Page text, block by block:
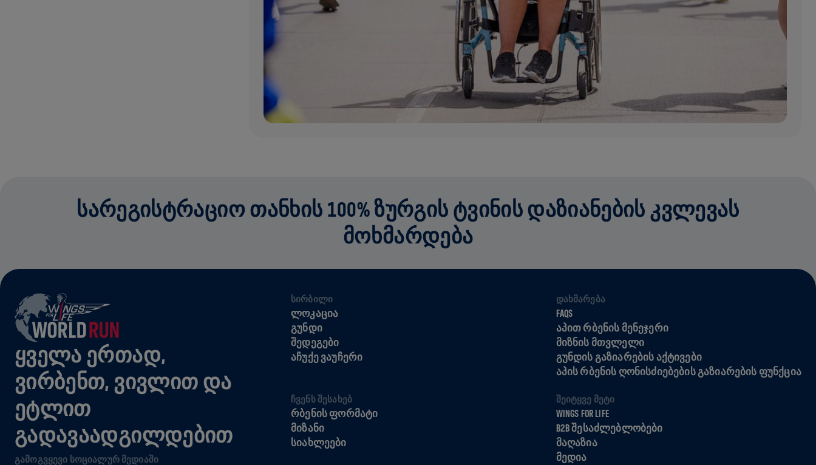
ᲡᲐᲠᲔᲒᲘᲡᲢᲠᲐᲪᲘᲝ ᲗᲐᲜᲮᲘᲡ 100% ᲖᲣᲠᲒᲘᲡ ᲢᲕᲘᲜᲘᲡ ᲓᲐᲖᲘᲐᲜᲔᲑᲘᲡ ᲙᲕᲚᲔᲕᲐᲡ
ᲛᲝᲮᲛᲐᲠᲓᲔᲑᲐ
ᲧᲕᲔᲚᲐ ᲔᲠᲗᲐᲓ,
ᲕᲘᲠᲑᲔᲜᲗ, ᲕᲘᲕᲚᲘᲗ ᲓᲐ
ᲔᲢᲚᲘᲗ
ᲒᲐᲓᲐᲕᲐᲐᲓᲒᲘᲚᲓᲔᲑᲘᲗ
ᲒᲐᲛᲝᲒᲕᲧᲔᲕᲘ ᲡᲝᲪᲘᲐᲚᲣᲠ ᲛᲔᲓᲘᲐᲨᲘ
ᲡᲘᲠᲑᲘᲚᲘ
ᲚᲝᲙᲐᲪᲘᲐ
ᲒᲣᲜᲓᲘ
ᲨᲔᲓᲔᲒᲔᲑᲘ
ᲐᲩᲣᲥᲔ ᲕᲐᲣᲩᲔᲠᲘ
ᲓᲐᲮᲛᲐᲠᲔᲑᲐ
FAQS
ᲐᲞᲘᲗ ᲠᲑᲔᲜᲘᲡ ᲛᲔᲜᲔᲯᲔᲠᲘ
ᲛᲘᲖᲜᲘᲡ ᲛᲗᲕᲚᲔᲚᲘ
ᲒᲣᲜᲓᲘᲡ ᲒᲐᲖᲘᲐᲠᲔᲑᲘᲡ ᲐᲥᲢᲘᲕᲔᲑᲘ
ᲐᲞᲘᲡ ᲠᲑᲔᲜᲘᲡ ᲦᲝᲜᲘᲡᲫᲘᲔᲑᲔᲑᲘᲡ ᲒᲐᲖᲘᲐᲠᲔᲑᲘᲡ ᲤᲣᲜᲥᲪᲘᲐ
ᲩᲕᲔᲜᲡ ᲨᲔᲡᲐᲮᲔᲑ
ᲠᲑᲔᲜᲘᲡ ᲤᲝᲠᲛᲐᲢᲘ
ᲛᲘᲖᲐᲜᲘ
ᲡᲘᲐᲮᲚᲔᲔᲑᲘ
ᲨᲔᲘᲢᲧᲕᲔ ᲛᲔᲢᲘ
WINGS FOR LIFE
B2B ᲨᲔᲡᲐᲫᲚᲔᲑᲚᲝᲑᲔᲑᲘ
ᲛᲐᲦᲐᲖᲘᲐ
ᲛᲔᲓᲘᲐ